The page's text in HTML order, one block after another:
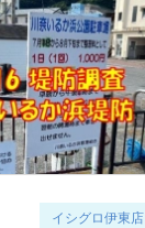
イシグロ伊東店